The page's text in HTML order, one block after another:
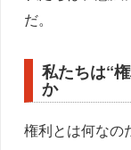
だ。
私たちは“
か
権利とは何なの